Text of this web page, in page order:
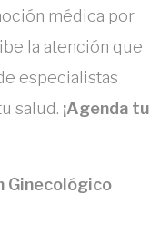
médica por
la atención que
especialistas
salud. ¡Agenda tu
Ginecológico